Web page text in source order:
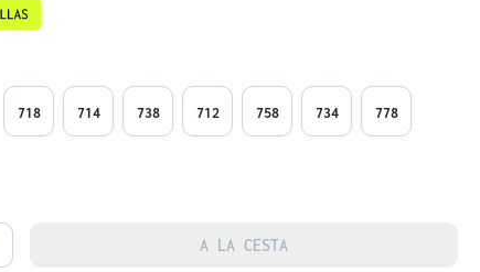
718 714 738 712 758 734 778
del producto: introduce la
A LA CESTA